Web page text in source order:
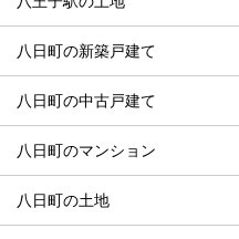
八日町の新築戸建て
八日町の中古戸建て
八日町のマンション
八日町の土地